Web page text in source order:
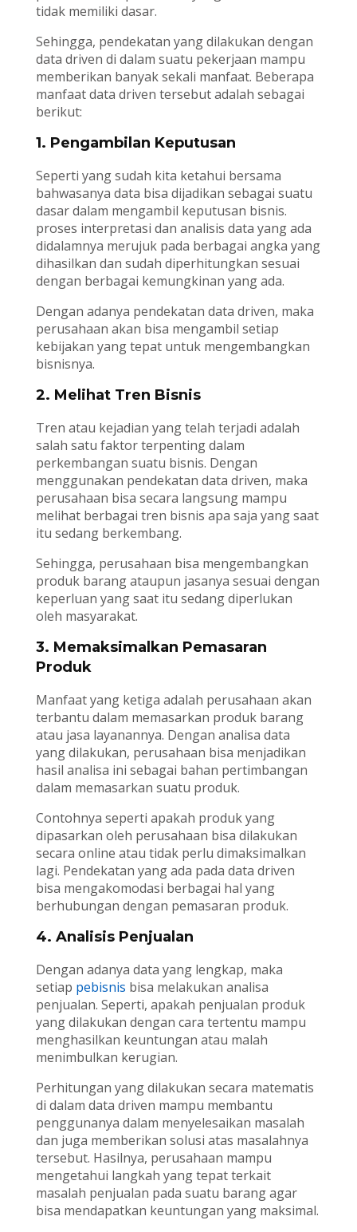
tidak memiliki dasar.
Sehingga, pendekatan yang dilakukan dengan
data driven di dalam suatu pekerjaan mampu
memberikan banyak sekali manfaat. Beberapa
manfaat data driven tersebut adalah sebagai
berikut:
1. Pengambilan Keputusan
Seperti yang sudah kita ketahui bersama
bahwasanya data bisa dijadikan sebagai suatu
dasar dalam mengambil keputusan bisnis.
proses interpretasi dan analisis data yang ada
didalamnya merujuk pada berbagai angka yang
dihasilkan dan sudah diperhitungkan sesuai
dengan berbagai kemungkinan yang ada.
Dengan adanya pendekatan data driven, maka
perusahaan akan bisa mengambil setiap
kebijakan yang tepat untuk mengembangkan
bisnisnya.
2. Melihat Tren Bisnis
Tren atau kejadian yang telah terjadi adalah
salah satu faktor terpenting dalam
perkembangan suatu bisnis. Dengan
menggunakan pendekatan data driven, maka
perusahaan bisa secara langsung mampu
melihat berbagai tren bisnis apa saja yang saat
itu sedang berkembang.
Sehingga, perusahaan bisa mengembangkan
produk barang ataupun jasanya sesuai dengan
keperluan yang saat itu sedang diperlukan
oleh masyarakat.
3. Memaksimalkan Pemasaran
Produk
Manfaat yang ketiga adalah perusahaan akan
terbantu dalam memasarkan produk barang
atau jasa layanannya. Dengan analisa data
yang dilakukan, perusahaan bisa menjadikan
hasil analisa ini sebagai bahan pertimbangan
dalam memasarkan suatu produk.
Contohnya seperti apakah produk yang
dipasarkan oleh perusahaan bisa dilakukan
secara online atau tidak perlu dimaksimalkan
lagi. Pendekatan yang ada pada data driven
bisa mengakomodasi berbagai hal yang
berhubungan dengan pemasaran produk.
4. Analisis Penjualan
Dengan adanya data yang lengkap, maka
setiap pebisnis bisa melakukan analisa
penjualan. Seperti, apakah penjualan produk
yang dilakukan dengan cara tertentu mampu
menghasilkan keuntungan atau malah
menimbulkan kerugian.
Perhitungan yang dilakukan secara matematis
di dalam data driven mampu membantu
penggunanya dalam menyelesaikan masalah
dan juga memberikan solusi atas masalahnya
tersebut. Hasilnya, perusahaan mampu
mengetahui langkah yang tepat terkait
masalah penjualan pada suatu barang agar
bisa mendapatkan keuntungan yang maksimal.